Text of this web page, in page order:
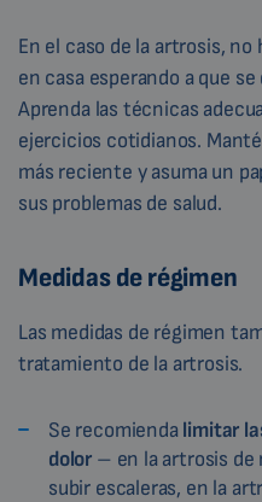
En el caso de la artrosis,
en casa esperando a que
Aprenda las técnicas
ejercicios cotidianos.
más reciente y asuma un
sus problemas de salud.
Medidas de régimen
Las medidas de régimen
tratamiento de la artrosis.
Se recomiendalimitar
dolor – en la artrosis de
subir escaleras, en la